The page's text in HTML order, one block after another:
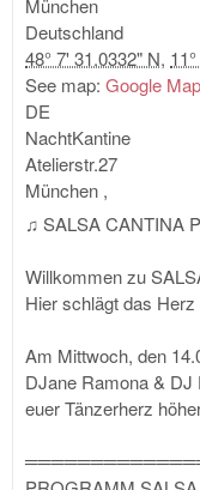
München
Deutschland
48° 7' 31.0332" N,
See map: Google
DE
NachtKantine
Atelierstr.27
München ,
♫ SALSA CANTINA
Willkommen zu
Hier schlägt das
Am Mittwoch, den
DJane Ramona &
euer Tänzerherz